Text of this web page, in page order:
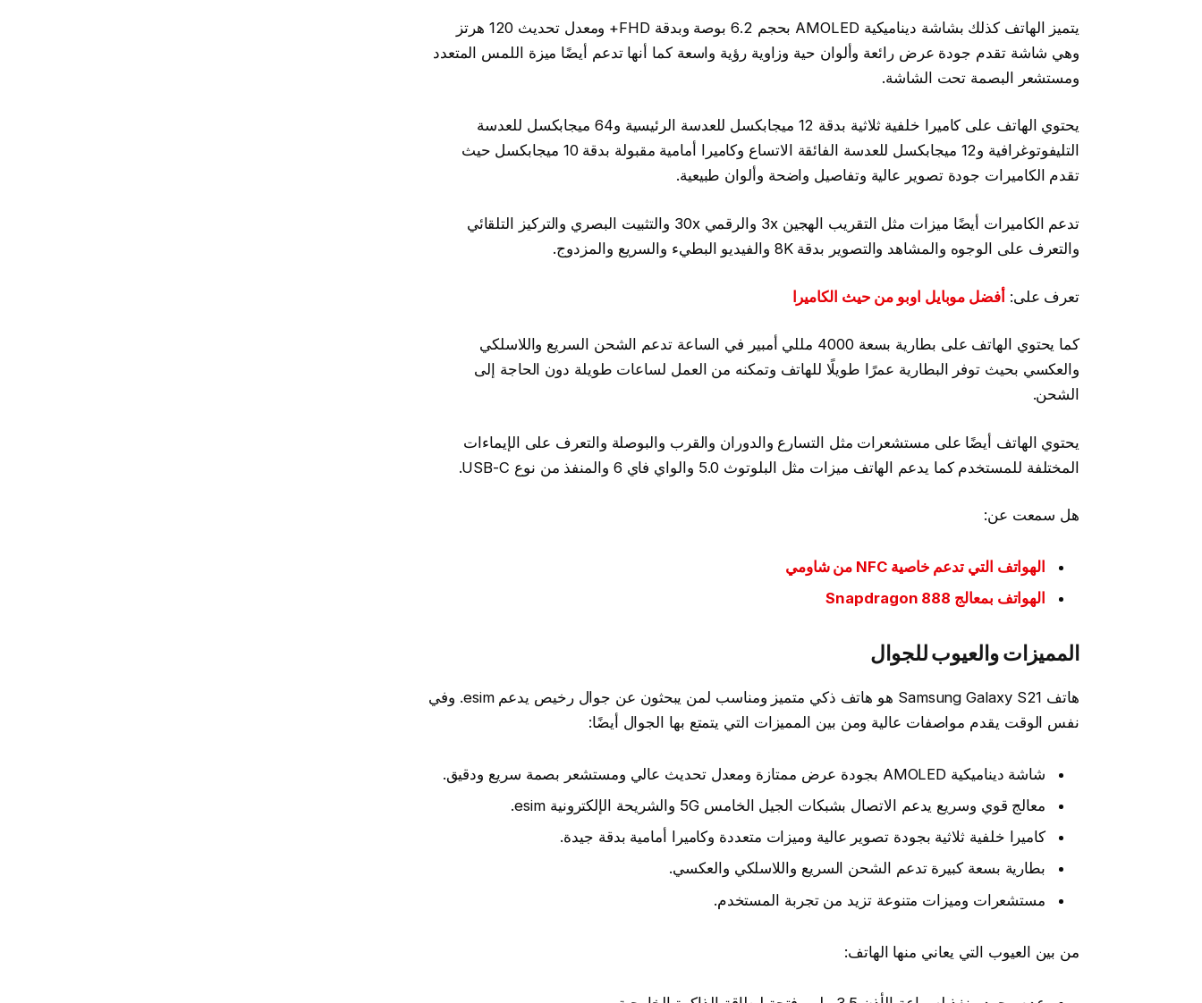
يتميز الهاتف كذلك بشاشة ديناميكية AMOLED بحجم 6.2 بوصة وبدقة FHD+ ومعدل تحديث 120 هرتز
وهي شاشة تقدم جودة عرض رائعة وألوان حية وزاوية رؤية واسعة كما أنها تدعم أيضًا ميزة اللمس المتعدد
ومستشعر البصمة تحت الشاشة.
يحتوي الهاتف على كاميرا خلفية ثلاثية بدقة 12 ميجابكسل للعدسة الرئيسية و64 ميجابكسل للعدسة
التليفوتوغرافية و12 ميجابكسل للعدسة الفائقة الاتساع وكاميرا أمامية مقبولة بدقة 10 ميجابكسل حيث
تقدم الكاميرات جودة تصوير عالية وتفاصيل واضحة وألوان طبيعية.
تدعم الكاميرات أيضًا ميزات مثل التقريب الهجين 3x والرقمي 30x والتثبيت البصري والتركيز التلقائي
والتعرف على الوجوه والمشاهد والتصوير بدقة 8K والفيديو البطيء والسريع والمزدوج.
تعرف على:أفضل موبايل اوبو من حيث الكاميرا
كما يحتوي الهاتف على بطارية بسعة 4000 مللي أمبير في الساعة تدعم الشحن السريع واللاسلكي
والعكسي بحيث توفر البطارية عمرًا طويلًا للهاتف وتمكنه من العمل لساعات طويلة دون الحاجة إلى
الشحن.
يحتوي الهاتف أيضًا على مستشعرات مثل التسارع والدوران والقرب والبوصلة والتعرف على الإيماءات
المختلفة للمستخدم كما يدعم الهاتف ميزات مثل البلوتوث 5.0 والواي فاي 6 والمنفذ من نوع USB-C.
هل سمعت عن:
الهواتف التي تدعم خاصية NFC من شاومي
الهواتف بمعالج Snapdragon 888
المميزات والعيوب للجوال
هاتف Samsung Galaxy S21 هو هاتف ذكي متميز ومناسب لمن يبحثون عن جوال رخيص يدعم esim. وفي
نفس الوقت يقدم مواصفات عالية ومن بين المميزات التي يتمتع بها الجوال أيضًا:
شاشة ديناميكية AMOLED بجودة عرض ممتازة ومعدل تحديث عالي ومستشعر بصمة سريع ودقيق.
معالج قوي وسريع يدعم الاتصال بشبكات الجيل الخامس 5G والشريحة الإلكترونية esim.
كاميرا خلفية ثلاثية بجودة تصوير عالية وميزات متعددة وكاميرا أمامية بدقة جيدة.
بطارية بسعة كبيرة تدعم الشحن السريع واللاسلكي والعكسي.
مستشعرات وميزات متنوعة تزيد من تجربة المستخدم.
من بين العيوب التي يعاني منها الهاتف: